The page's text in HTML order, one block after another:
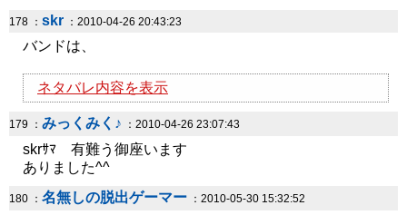
178 ： skr ：2010-04-26 20:43:23
バンドは、
ネタバレ内容を表示
179 ： みっくみく♪ ：2010-04-26 23:07:43
skrｻﾏ 有難う御座います
ありました^^
180 ： 名無しの脱出ゲーマー ：2010-05-30 15:32:52